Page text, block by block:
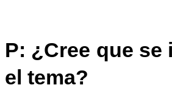
P: ¿Cree que
el tema?